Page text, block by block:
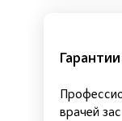
Гарантии
врачей